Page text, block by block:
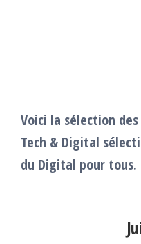
Voici la sélection
Tech & Digital
du Digital pour tous.